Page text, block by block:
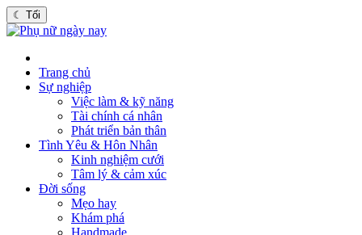
☾ Tối
Trang chủ
Sự nghiệp
Việc làm & kỹ năng
Tài chính cá nhân
Phát triển bản thân
Tình Yêu & Hôn Nhân
Kinh nghiệm cưới
Tâm lý & cảm xúc
Đời sống
Mẹo hay
Khám phá
Handmade